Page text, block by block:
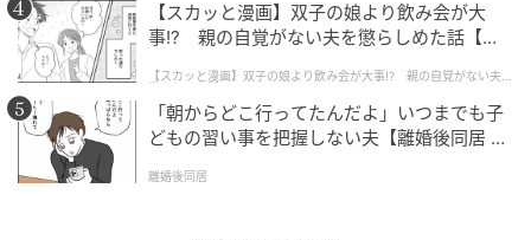
3つ目は、インスタンスやサービスリソースごとに特定
のIPアドレスやポート番号を基にしたアクセス制御機
能です。
これらの機能をパッケージとして組み合わせること
で、複雑なセキュリティ設計を一から行う必要がなく
【スカッと漫画】双子の娘より飲み会が大
事!? 親の自覚がない夫を懲らしめた話【第1
【スカッと漫画】双子の娘より飲み会が大事!? 親の自覚がない夫を
懲らしめた話
「朝からどこ行ってたんだよ」いつまでも子
どもの習い事を把握しない夫【離婚後同居 Vo
離婚後同居